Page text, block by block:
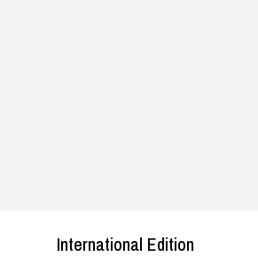
International Edition